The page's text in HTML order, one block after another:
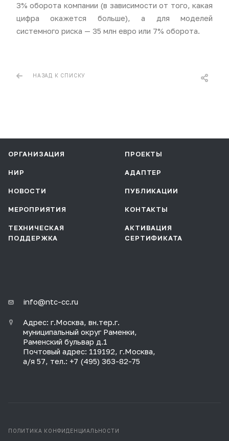
3% оборота компании (в зависимости от того, какая
цифра окажется больше), а для моделей
системного риска — 35 млн евро или 7% оборота.
НАЗАД К СПИСКУ
ОРГАНИЗАЦИЯ ПРОЕКТЫ
НИР АДАПТЕР
НОВОСТИ ПУБЛИКАЦИИ
МЕРОПРИЯТИЯ КОНТАКТЫ
ТЕХНИЧЕСКАЯ
ПОДДЕРЖКА
АКТИВАЦИЯ
СЕРТИФИКАТА
info@ntc-cc.ru
Адрес: г.Москва, вн.тер.г.
муниципальный округ Раменки,
Раменский бульвар д.1
Почтовый адрес: 119192, г.Москва,
а/я 57, тел.: +7 (495) 363-82-75
ПОЛИТИКА КОНФИДЕНЦИАЛЬНОСТИ